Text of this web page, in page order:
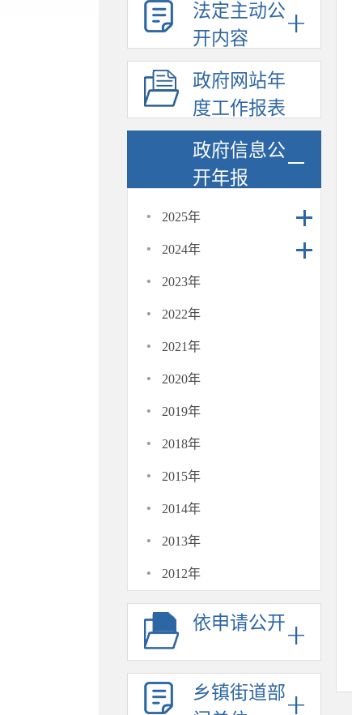
法定主动公
开内容
政府网站年
度工作报表
政府信息公
开年报
· 2025年
· 2024年
· 2023年
· 2022年
· 2021年
· 2020年
· 2019年
· 2018年
· 2015年
· 2014年
· 2013年
· 2012年
依申请公开
乡镇街道部